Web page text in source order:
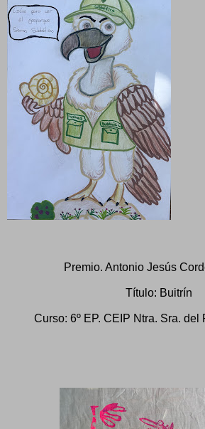
Premio. Antonio Jesús
Título: Buitrín
Curso: 6º EP. CEIP Ntra. Sra. del